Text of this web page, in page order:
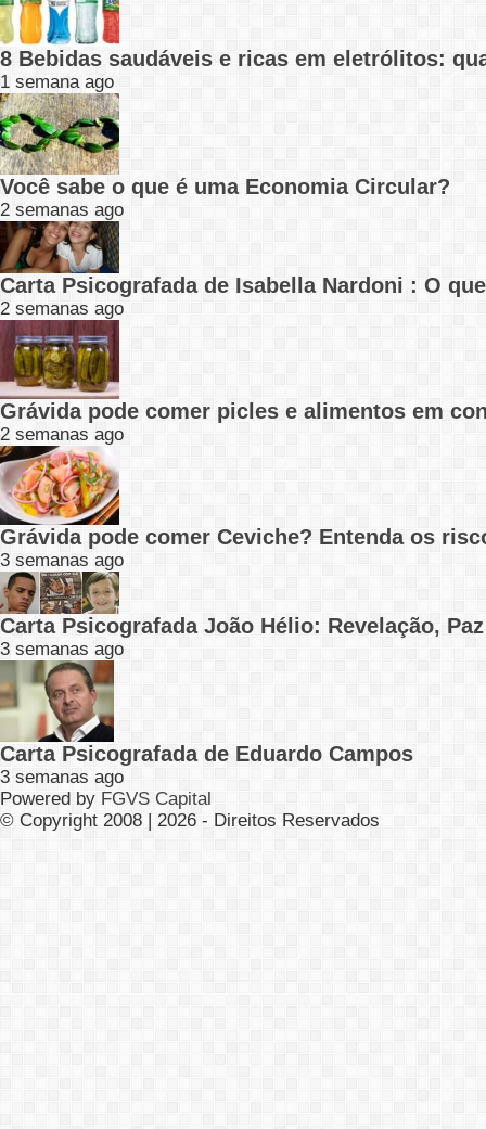
8 Bebidas saudáveis e ricas em eletrólitos:
1 semana ago
Você sabe o que é uma Economia Circular?
2 semanas ago
Carta Psicografada de Isabella Nardoni : O
2 semanas ago
Grávida pode comer picles e alimentos em
2 semanas ago
Grávida pode comer Ceviche? Entenda os
3 semanas ago
Carta Psicografada João Hélio: Revelação,
3 semanas ago
Carta Psicografada de Eduardo Campos
3 semanas ago
Powered by FGVS Capital
© Copyright 2008 | 2026 - Direitos Reservados